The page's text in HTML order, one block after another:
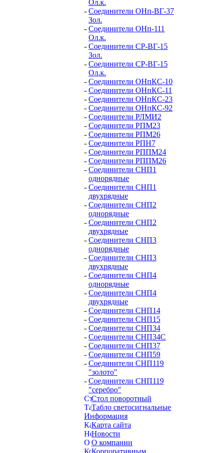
Ол.к.
- Соединители ОНп-ВГ-37
Зол.
- Соединители ОНп-111
Ол.к.
- Соединители СР-ВГ-15
Зол.
- Соединители СР-ВГ-15
Ол.к.
- Соединители ОНпКС-10
- Соединители ОНпКС-11
- Соединители ОНпКС-23
- Соединители ОНпКС-92
- Соединители РЛМИ2
- Соединители РПМ23
- Соединители РПМ26
- Соединители РПН7
- Соединители РППМ24
- Соединители РППМ26
- Соединители СНП1
однорядные
- Соединители СНП1
двухрядные
- Соединители СНП2
однорядные
- Соединители СНП2
двухрядные
- Соединители СНП3
однорядные
- Соединители СНП3
двухрядные
- Соединители СНП4
однорядные
- Соединители СНП4
двухрядные
- Соединители СНП14
- Соединители СНП15
- Соединители СНП34
- Соединители СНП34С
- Соединители СНП37
- Соединители СНП59
- Соединители СНП119
"золото"
- Соединители СНП119
"серебро"
Стол поворотный
Табло светосигнальные
Информация
Карта сайта
Новости
О компании
Корпоративным